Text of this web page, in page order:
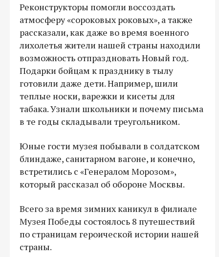
Реконструкторы помогли воссоздать
атмосферу «сороковых роковых», а также
рассказали, как даже во время военного
лихолетья жители нашей страны находили
возможность отпраздновать Новый год.
Подарки бойцам к празднику в тылу
готовили даже дети. Например, шили
теплые носки, варежки и кисеты для
табака. Узнали школьники и почему письма
в те годы складывали треугольником.
Юные гости музея побывали в солдатском
блиндаже, санитарном вагоне, и конечно,
встретились с «Генералом Морозом»,
который рассказал об обороне Москвы.
Всего за время зимних каникул в филиале
Музея Победы состоялось 8 путешествий
по страницам героической истории нашей
страны.